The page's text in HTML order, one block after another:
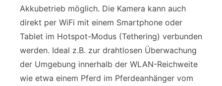
Akkubetrieb möglich. Die Kamera kann auch
direkt per WiFi mit einem Smartphone oder
Tablet im Hotspot-Modus (Tethering) verbunden
werden. Ideal z.B. zur drahtlosen Überwachung
der Umgebung innerhalb der WLAN-Reichweite
wie etwa einem Pferd im Pferdeanhänger vom